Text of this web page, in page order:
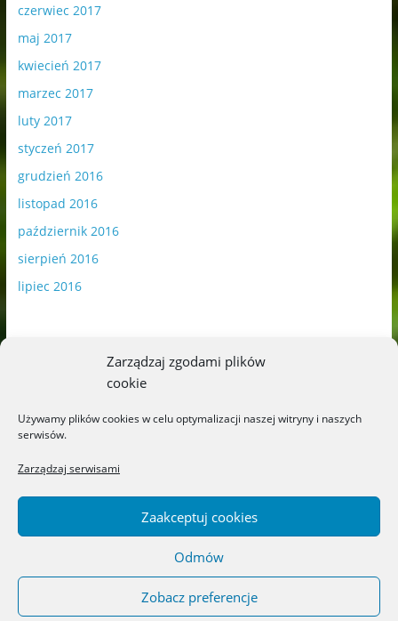
Zarządzaj zgodami plików
cookie
Używamy plików cookies w celu optymalizacji naszej witryny i naszych
serwisów.
Zarządzaj serwisami
Zaakceptuj cookies
Odmów
Zobacz preferencje
czerwiec 2017
maj 2017
kwiecień 2017
marzec 2017
luty 2017
styczeń 2017
grudzień 2016
listopad 2016
październik 2016
sierpień 2016
lipiec 2016
Blog o książkach dla dzieci i młodzieży –
recenzje i rekomendacje. All rights reserved.
Theme: ColorMag byThemeGrill. Powered by